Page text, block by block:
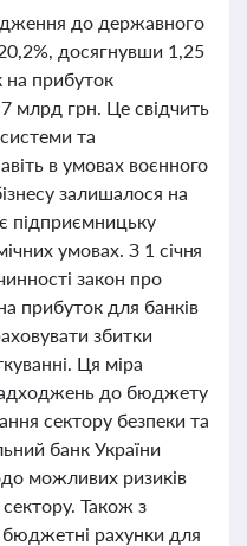
до державного
досягнувши 1,25
прибуток
млрд грн. Це свідчить
та
в умовах воєнного
залишалося на
підприємницьку
умовах. З 1 січня
закон про
прибуток для банків
збитки
Ця міра
до бюджету
сектору безпеки та
банк України
можливих ризиків
сектору. Також з
рахунки для